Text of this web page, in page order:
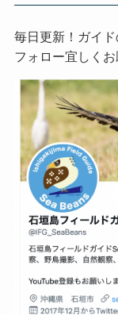
毎日更新！ガイド
フォロー宜しく